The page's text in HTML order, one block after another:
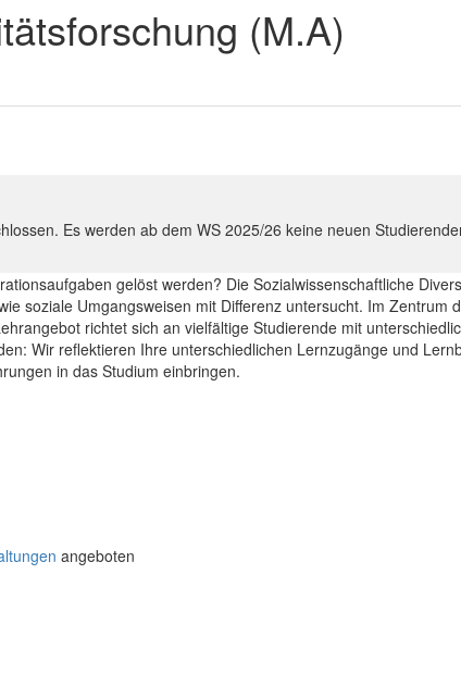
(M.A)
Es werden ab dem WS 2025/26 keine neuen
gelöst werden? Die Sozialwissenschaftliche
soziale Umgangsweisen mit Differenz untersucht. Im
richtet sich an vielfältige Studierende mit
Wir reflektieren Ihre unterschiedlichen Lernzugänge und
in das Studium einbringen.
angeboten